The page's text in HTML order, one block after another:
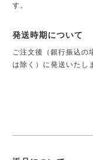
す。
発送時期について
ご注文後（銀行振込の
は除く）に発送いたし